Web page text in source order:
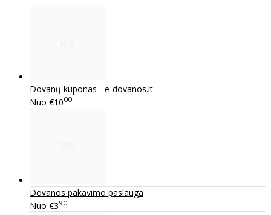
Dovanų kuponas - e-dovanos.lt
Nuo €1000
Dovanos pakavimo paslauga
Nuo €390